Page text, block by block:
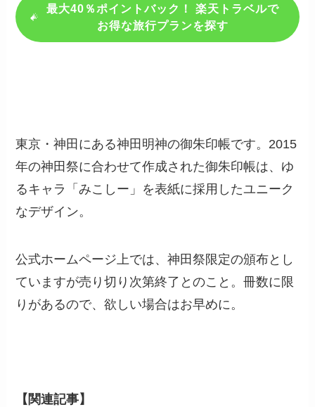
最大40％ポイントバック！ 楽天トラベルで
お得な旅行プランを探す
東京・神田にある神田明神の御朱印帳です。2015
年の神田祭に合わせて作成された御朱印帳は、ゆ
るキャラ「みこしー」を表紙に採用したユニーク
なデザイン。
公式ホームページ上では、神田祭限定の頒布とし
ていますが売り切り次第終了とのこと。冊数に限
りがあるので、欲しい場合はお早めに。
【関連記事】